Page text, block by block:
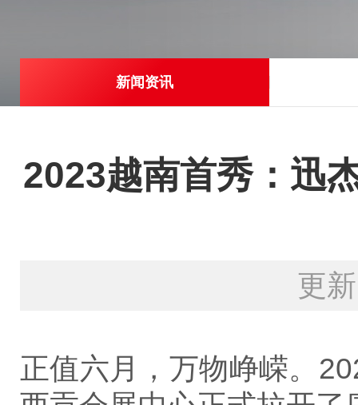
新闻资讯
2023越南首秀：迅
更
正值六月，万物峥嵘。